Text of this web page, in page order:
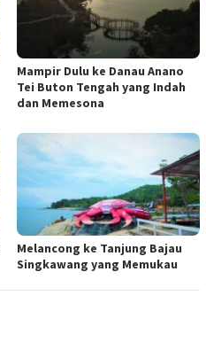
Mampir Dulu ke Danau Anano
Tei Buton Tengah yang Indah
dan Memesona
Melancong ke Tanjung Bajau
Singkawang yang Memukau